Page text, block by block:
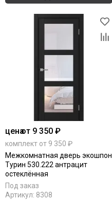
ценаот 9 350 ₽
комплект от 9 350 ₽
Межкомнатная дверь экошпон
Турин 530.222 антрацит
остеклённая
Под заказ
Артикул: 8308